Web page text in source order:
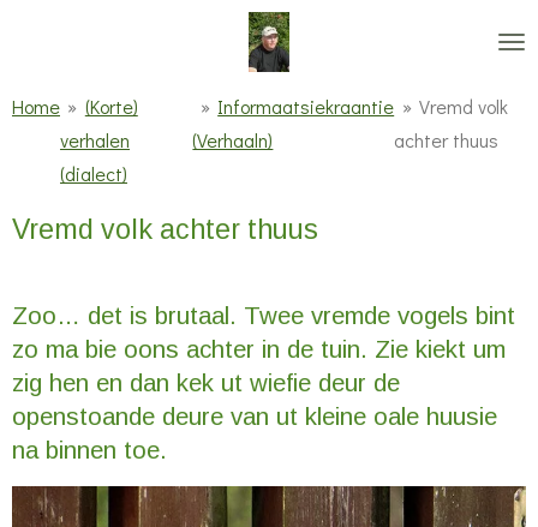
hoofdinhoud
Home » (Korte)
verhalen
(dialect)
» Informaatsiekraantie
(Verhaaln)
» Vremd volk
achter thuus
Vremd volk achter thuus
Zoo… det is brutaal. Twee vremde vogels bint
zo ma bie oons achter in de tuin. Zie kiekt um
zig hen en dan kek ut wiefie deur de
openstoande deure van ut kleine oale huusie
na binnen toe.